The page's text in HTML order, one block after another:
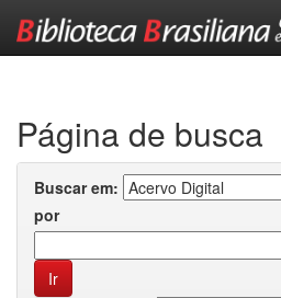
Página de busca
Buscar em:
por